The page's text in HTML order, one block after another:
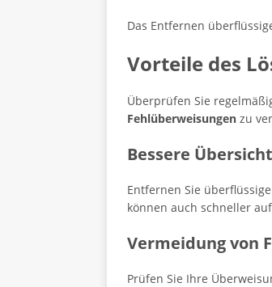
Das Entfernen
Vorteile des
Überprüfen Sie
Fehlüberweisungen zu
Bessere
Entfernen Sie
können auch schneller
Vermeidung von
Prüfen Sie Ihre